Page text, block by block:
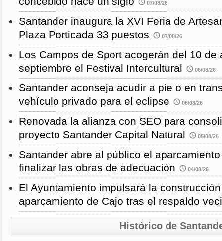
07/08/26
Santander inaugura la XVI Feria de
Plaza Porticada 33 puestos
07/08/26
Los Campos de Sport acogerán del 10 de
septiembre el Festival Intercultural
06/08/26
Santander aconseja acudir a pie o en
vehículo privado para el eclipse
06/08/26
Renovada la alianza con SEO para
proyecto Santander Capital Natural
05/08/26
Santander abre al público el
finalizar las obras de adecuación
04/08/26
El Ayuntamiento impulsará la
aparcamiento de Cajo tras el respaldo
Histórico de